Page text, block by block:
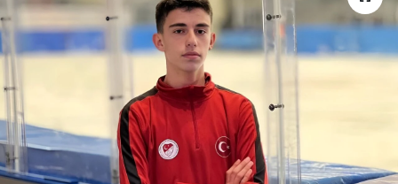
Çim Hokeyi
Curling
Dağcılık